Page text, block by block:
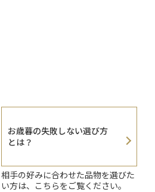
お歳暮の失敗しない選び方
とは？
相手の好みに合わせた品物を選びた
い方は、こちらをご覧ください。